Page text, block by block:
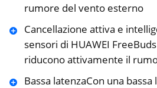
rumore del vento esterno
Cancellazione attiva e
sensori di HUAWEI
riducono attivamente il
Bassa latenzaCon una bassa